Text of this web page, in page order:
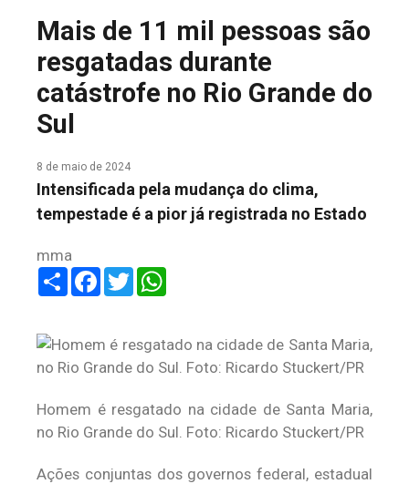
FALE CONOSCO
Mais de 11 mil pessoas são
resgatadas durante
catástrofe no Rio Grande do
Sul
8 de maio de 2024
Intensificada pela mudança do clima,
tempestade é a pior já registrada no Estado
mma
ShareFacebook
Twitter
Homem é resgatado na cidade de Santa Maria,
no Rio Grande do Sul. Foto: Ricardo Stuckert/PR
Ações conjuntas dos governos federal, estadual